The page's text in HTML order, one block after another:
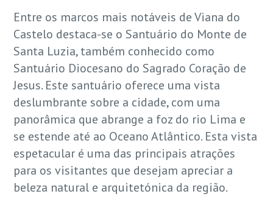
Entre os marcos mais notáveis de Viana do
Castelo destaca-se o Santuário do Monte de
Santa Luzia, também conhecido como
Santuário Diocesano do Sagrado Coração de
Jesus. Este santuário oferece uma vista
deslumbrante sobre a cidade, com uma
panorâmica que abrange a foz do rio Lima e
se estende até ao Oceano Atlântico. Esta vista
espetacular é uma das principais atrações
para os visitantes que desejam apreciar a
beleza natural e arquitetónica da região.